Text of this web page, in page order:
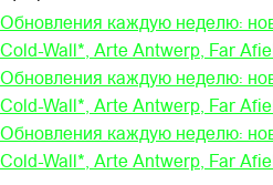
Обновления каждую неделю:
Cold-Wall*, Arte Antwerp, Far
Обновления каждую неделю:
Cold-Wall*, Arte Antwerp, Far
Обновления каждую неделю:
Cold-Wall*, Arte Antwerp, Far